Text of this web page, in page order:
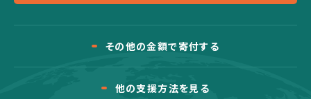
その他の金額で寄付する
他の支援方法を見る